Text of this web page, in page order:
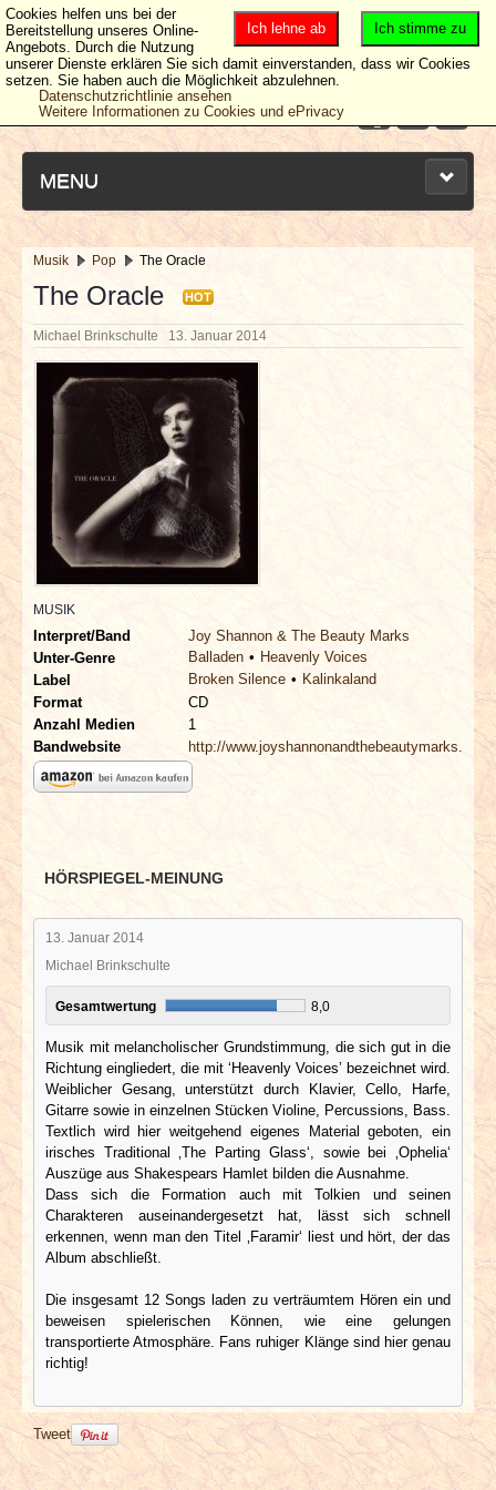
MENU
NEUESTE ARTIKEL
NEWS & DATES
BERICHTE
VERLOSUNGEN
INTERVIEWS
SPECIALS
REDAKTION
LINKS
ARCHIV
Musik Pop The Oracle
The Oracle HOT
Michael Brinkschulte 13. Januar 2014
MUSIK
Interpret/Band
Joy Shannon & The Beauty Marks
Unter-Genre
Balladen
Heavenly Voices
Label
Broken Silence
Kalinkaland
Format
CD
Anzahl Medien
1
Bandwebsite
http://www.joyshannonandthebeautymarks.com
HÖRSPIEGEL-MEINUNG
13. Januar 2014
Michael Brinkschulte
Gesamtwertung 8,0
Musik mit melancholischer Grundstimmung, die sich gut in die
Richtung eingliedert, die mit ‘Heavenly Voices’ bezeichnet wird.
Weiblicher Gesang, unterstützt durch Klavier, Cello, Harfe,
Gitarre sowie in einzelnen Stücken Violine, Percussions, Bass.
Textlich wird hier weitgehend eigenes Material geboten, ein
irisches Traditional ‚The Parting Glass‘, sowie bei ‚Ophelia‘
Auszüge aus Shakespears Hamlet bilden die Ausnahme.
Dass sich die Formation auch mit Tolkien und seinen
Charakteren auseinandergesetzt hat, lässt sich schnell
erkennen, wenn man den Titel ‚Faramir‘ liest und hört, der das
Album abschließt.
Die insgesamt 12 Songs laden zu verträumtem Hören ein und
beweisen spielerischen Können, wie eine gelungen
transportierte Atmosphäre. Fans ruhiger Klänge sind hier genau
richtig!
Tweet
Ich stimme zu
Ich lehne ab
Cookies helfen uns bei der
Bereitstellung unseres Online-
Angebots. Durch die Nutzung
unserer Dienste erklären Sie sich damit einverstanden, dass wir Cookies
setzen. Sie haben auch die Möglichkeit abzulehnen.
Datenschutzrichtlinie ansehen
Weitere Informationen zu Cookies und ePrivacy